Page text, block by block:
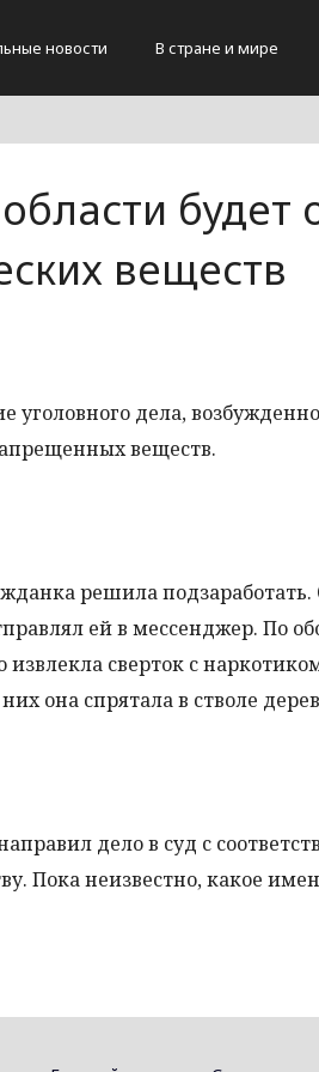
новости В стране и мире
будет
веществ
уголовного дела,
веществ.
решила
ей в мессенджер. По
сверток с
она спрятала в стволе
дело в суд с
Пока неизвестно, какое